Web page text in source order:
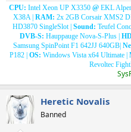
CPU: Intel Xeon UP X3350 @ EKL
X38A | RAM: 2x 2GB Corsair XMS2
HD3870 SingleSlot | Sound: Teufel
DVB-S: Hauppauge Nova-S-Plus |
Samsung SpinPoint F1 642JJ 640GB|
P182 | OS: Windows Vista x64 Ultimate |
Revoltec
Heretic Novalis
Banned